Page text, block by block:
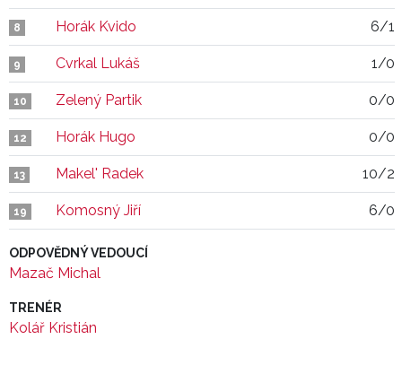
8 Horák Kvido 6/1
9 Cvrkal Lukáš 1/0
10 Zelený Partik 0/0
12 Horák Hugo 0/0
13 Makel' Radek 10/2
19 Komosný Jiří 6/0
ODPOVĚDNÝ VEDOUCÍ
Mazač Michal
TRENÉR
Kolář Kristián